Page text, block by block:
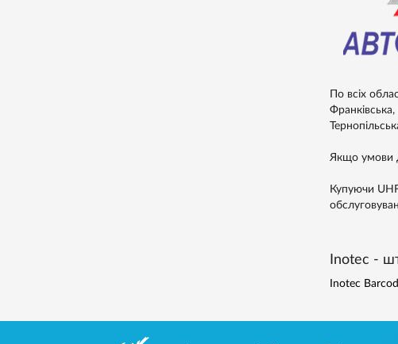
По всіх
Якщо умови
Купуючи
Inotec -
Inotec